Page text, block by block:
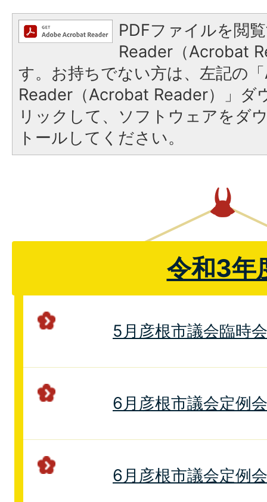
PDFファイルを閲
Reader（Acrobat
す。お持ちでない方は、左記の
Reader（Acrobat Reader）」ダ
リックして、ソフトウェアをダ
トールしてください。
令和3年
5月彦根市議会臨時
6月彦根市議会定例
6月彦根市議会定例